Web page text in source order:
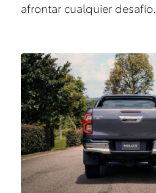
afrontar cualquier desafío.